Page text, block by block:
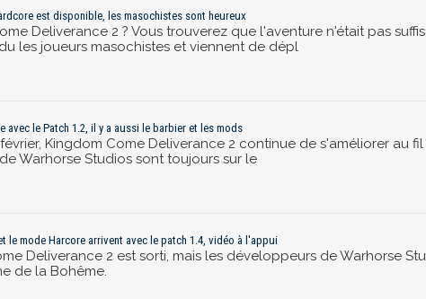
est disponible, les masochistes sont heureux
Deliverance 2 ? Vous trouverez que l'aventure n'était pas
les joueurs masochistes et viennent de dépl
avec le Patch 1.2, il y a aussi le barbier et les mods
Kingdom Come Deliverance 2 continue de s'améliorer au
Warhorse Studios sont toujours sur le
le mode Harcore arrivent avec le patch 1.4, vidéo à l'appui
Deliverance 2 est sorti, mais les développeurs de Warhorse
de la Bohême.